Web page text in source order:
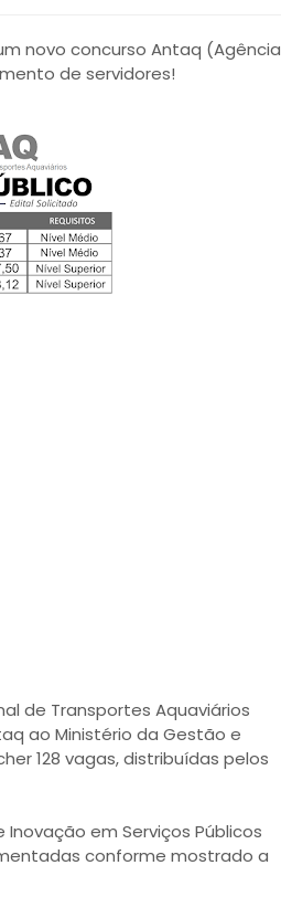
novo concurso Antaq (Agência
de servidores!
de Transportes Aquaviários
ao Ministério da Gestão e
128 vagas, distribuídas pelos
em Serviços Públicos
conforme mostrado a